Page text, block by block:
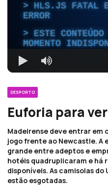
HLS.JS FATAL
ERROR
ESTE
MOMENTO
DESPORTO
Euforia para
Madeirense deve entrar em
jogo frente ao Newcastle.
grande entre adeptos e
hotéis quadruplicaram e há
disponíveis. As camisolas do
estão esgotadas.